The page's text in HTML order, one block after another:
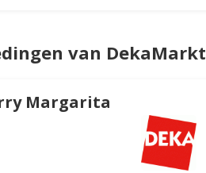
van DekaMarkt
Margarita